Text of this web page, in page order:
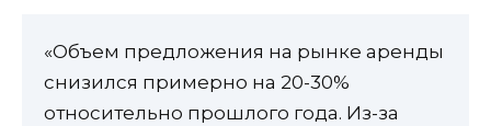
«Объем предложения на рынке аренды
снизился примерно на 20-30%
относительно прошлого года. Из-за